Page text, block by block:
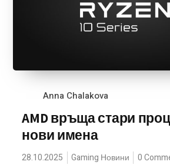
Anna Chalakova
AMD връща стари
нови имена
28.10.2025 Gaming Новини 0